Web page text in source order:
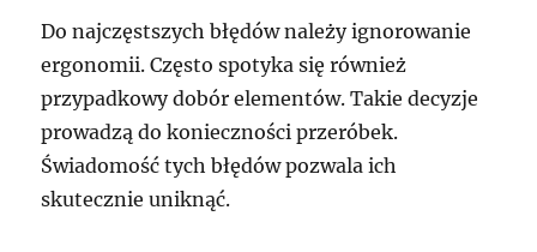
Do najczęstszych błędów należy ignorowanie
ergonomii. Często spotyka się również
przypadkowy dobór elementów. Takie decyzje
prowadzą do konieczności przeróbek.
Świadomość tych błędów pozwala ich
skutecznie uniknąć.